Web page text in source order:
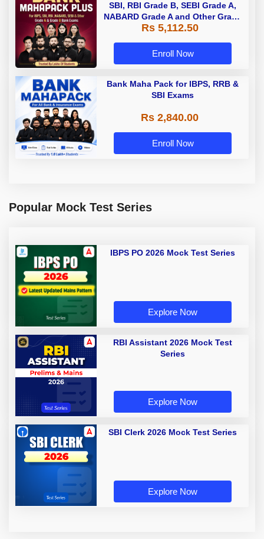
SBI, RBI Grade B, SEBI Grade A,
NABARD Grade A and Other Grade
A & Grade B Bank Exams
Rs 5,112.50
Enroll Now
Bank Maha Pack for IBPS, RRB &
SBI Exams
Rs 2,840.00
Enroll Now
Popular Mock Test Series
IBPS PO 2026 Mock Test Series
Explore Now
RBI Assistant 2026 Mock Test
Series
Explore Now
SBI Clerk 2026 Mock Test Series
Explore Now